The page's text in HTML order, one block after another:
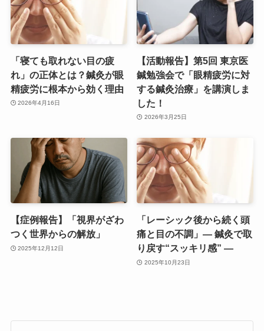
「寝ても取れない目の疲
れ」の正体とは？鍼灸が眼
精疲労に根本から効く理由
2026年4月16日
【活動報告】第5回 東京医
鍼勉強会で「眼精疲労に対
する鍼灸治療」を講演しま
した！
2026年3月25日
【症例報告】「視界がざわ
つく世界からの解放」
2025年12月12日
「レーシック後から続く頭
痛と目の不調」― 鍼灸で取
り戻す“スッキリ感” ―
2025年10月23日